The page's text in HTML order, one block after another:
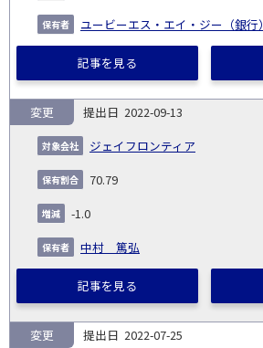
ユービーエス・エイ・ジー（銀行）
記事を見る
2022-09-13
ジェイフロンティア
変更
70.79
-1.0
中村 篤弘
記事を見る
2022-07-25
変更